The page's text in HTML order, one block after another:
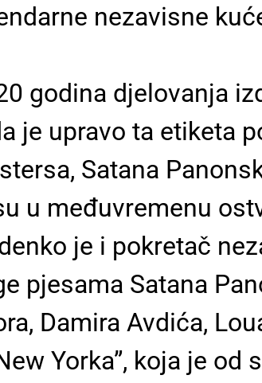
nezavisne
godina djelovanja
je upravo ta etiketa
Satana
u međuvremenu
je i pokretač
pjesama Satana
Damira Avdića,
Yorka”, koja je od